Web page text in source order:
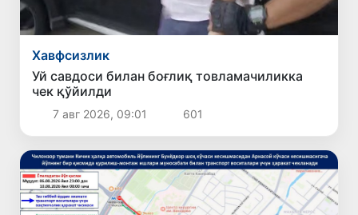
Хавфсизлик
Уй савдоси билан боғлиқ товламачиликка
чек қўйилди
7 авг 2026, 09:01 601